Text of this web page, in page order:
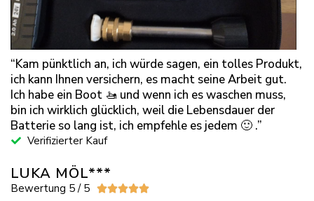
“Kam pünktlich an, ich würde sagen, ein tolles Produkt,
ich kann Ihnen versichern, es macht seine Arbeit gut.
Ich habe ein Boot 🚤 und wenn ich es waschen muss,
bin ich wirklich glücklich, weil die Lebensdauer der
Batterie so lang ist, ich empfehle es jedem 🙂 .”
Verifizierter Kauf
LUKA MÖL***
Bewertung 5 / 5 